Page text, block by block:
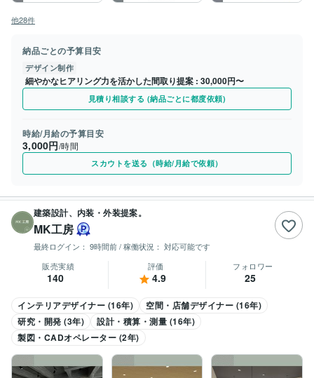
他28件
納品ごとの予算目安
デザイン制作
細やかなヒアリング力を活かした間取り提案 30,000円〜
見積り相談する (納品ごとに都度依頼)
時給/月給の予算目安
3,000円/時間
スカウトを送る（時給/月給で依頼）
建築設計、内装・外装提案。
MK工房
最終ログイン： 9時間前/ 稼働状況： 対応可能です
販売実績
140
評価
4.9
フォロワー
25
インテリアデザイナー (16年)
空間・店舗デザイナー (16年)
研究・開発 (3年)
設計・積算・測量 (16年)
製図・CADオペレーター (2年)